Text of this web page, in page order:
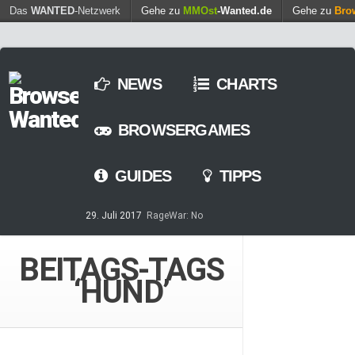
Das WANTED-Netzwerk Gehe zu MMOst-Wanted.de Gehe zu
NEWS CHARTS
BROWSERGAMES
GUIDES TIPPS
29. Juli 2017
RageWar: No
Games – so geht’s
7. März 2017 Casino-Spiele
am Browser – kostenlos und
BEITAGS-TAGS
‘HUND’
Find out more. Okay, thanks